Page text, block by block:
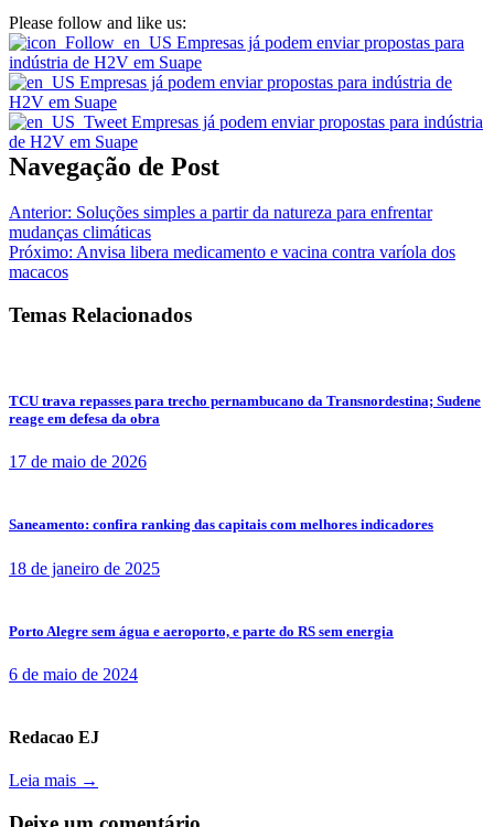
Please follow and like us:
Navegação de Post
Anterior: Soluções simples a partir da natureza para enfrentar
mudanças climáticas
Próximo: Anvisa libera medicamento e vacina contra varíola dos
macacos
Temas Relacionados
TCU trava repasses para trecho pernambucano da Transnordestina; Sudene
reage em defesa da obra
17 de maio de 2026
Saneamento: confira ranking das capitais com melhores indicadores
18 de janeiro de 2025
Porto Alegre sem água e aeroporto, e parte do RS sem energia
6 de maio de 2024
Redacao EJ
Leia mais →